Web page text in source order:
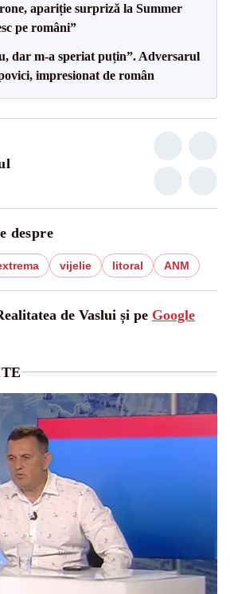
apariție surpriză la Summer
pe români”
dar m-a speriat puțin”. Adversarul
impresionat de român
despre
vijelie litoral ANM
de Vaslui și pe Google